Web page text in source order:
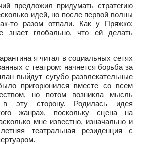
предложил придумать стратегию
идей, но после первой волны
то разом отпали. Как у Пряжко:
знает глобально, что ей делать
я читал в социальных сетях
с театром: начнется борьба за
выйдут сугубо развлекательные
пригорюнился вместе со всем
но потом возникла мысль
в эту сторону. Родилась идея
жанра», поскольку сцена на
мне известно, изначально и
театральная резиденция с